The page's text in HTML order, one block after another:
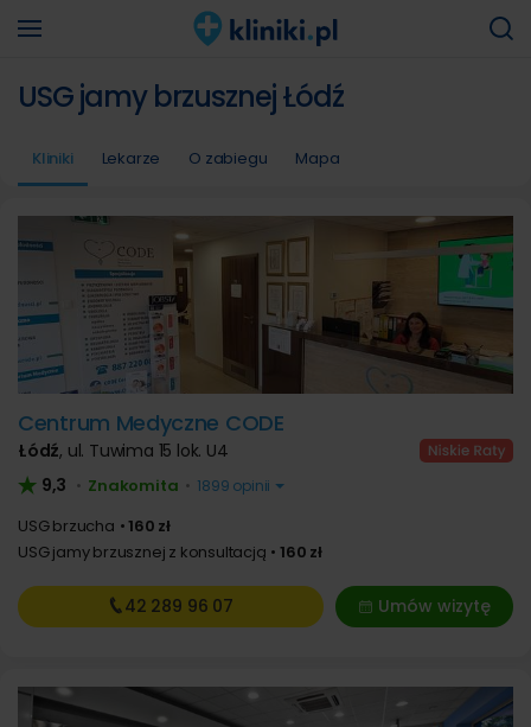
USG jamy brzusznej Łódź
Kliniki Lekarze O zabiegu Mapa
Centrum Medyczne CODE
Łódź, ul. Tuwima 15 lok. U4
9,3 • Znakomita • 1899 opinii
USG brzucha
160 zł
USG jamy brzusznej z konsultacją
160 zł
Umów wizytę
42 289 96 07